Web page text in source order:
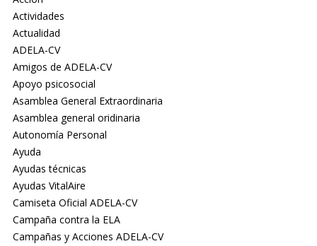
Actividades
Actualidad
ADELA-CV
Amigos de ADELA-CV
Apoyo psicosocial
Asamblea General Extraordinaria
Asamblea general oridinaria
Autonomía Personal
Ayuda
Ayudas técnicas
Ayudas VitalAire
Camiseta Oficial ADELA-CV
Campaña contra la ELA
Campañas y Acciones ADELA-CV